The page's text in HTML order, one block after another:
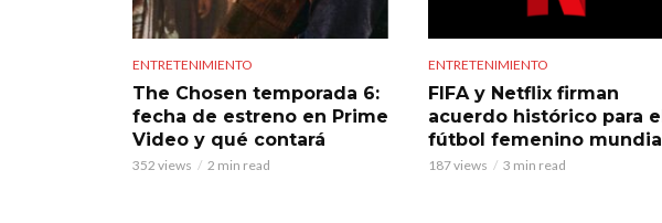
ENTRETENIMIENTO
The Chosen temporada 6:
fecha de estreno en Prime
Video y qué contará
352 views 2 min read
ENTRETENIMIENTO
FIFA y Netflix firman
acuerdo histórico para el
fútbol femenino mundial
187 views 3 min read